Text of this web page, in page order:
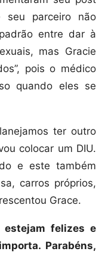
seu parceiro não
entre dar à
mas Gracie
pois o médico
quando eles se
ter outro
colocar um DIU.
e este também
carros próprios,
Grace.
estejam felizes e
Parabéns,